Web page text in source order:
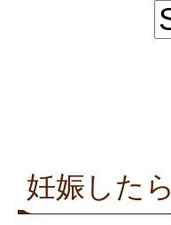
妊娠したら